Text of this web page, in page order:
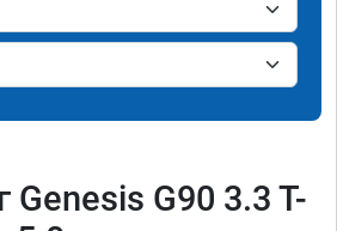
G90 3.3 T-